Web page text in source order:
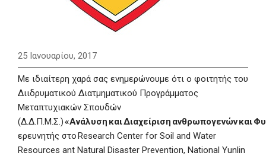
25 Ιανουαρίου, 2017
Με ιδιαίτερη χαρά σας ενημερώνουμε ότι ο φοιτητής του
Διιδρυματικού Διατμηματικού Προγράμματος
Μεταπτυχιακών Σπουδών
(Δ.Δ.Π.Μ.Σ.)«Ανάλυση καιΔιαχείριση ανθρωπογενώνκαι
ερευνητής στο Research Center for Soil and Water
Resources ant Natural Disaster Prevention, National Yunlin